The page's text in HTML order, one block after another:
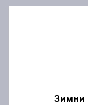
Зимни